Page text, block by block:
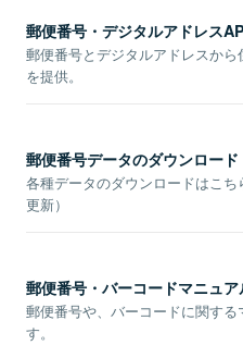
郵便番号・デジタルアドレス
郵便番号とデジタルアドレスか
を提供。
郵便番号データのダウンロード
各種データのダウンロードはこち
更新）
郵便番号・バーコードマニュア
郵便番号や、バーコードに関する
す。